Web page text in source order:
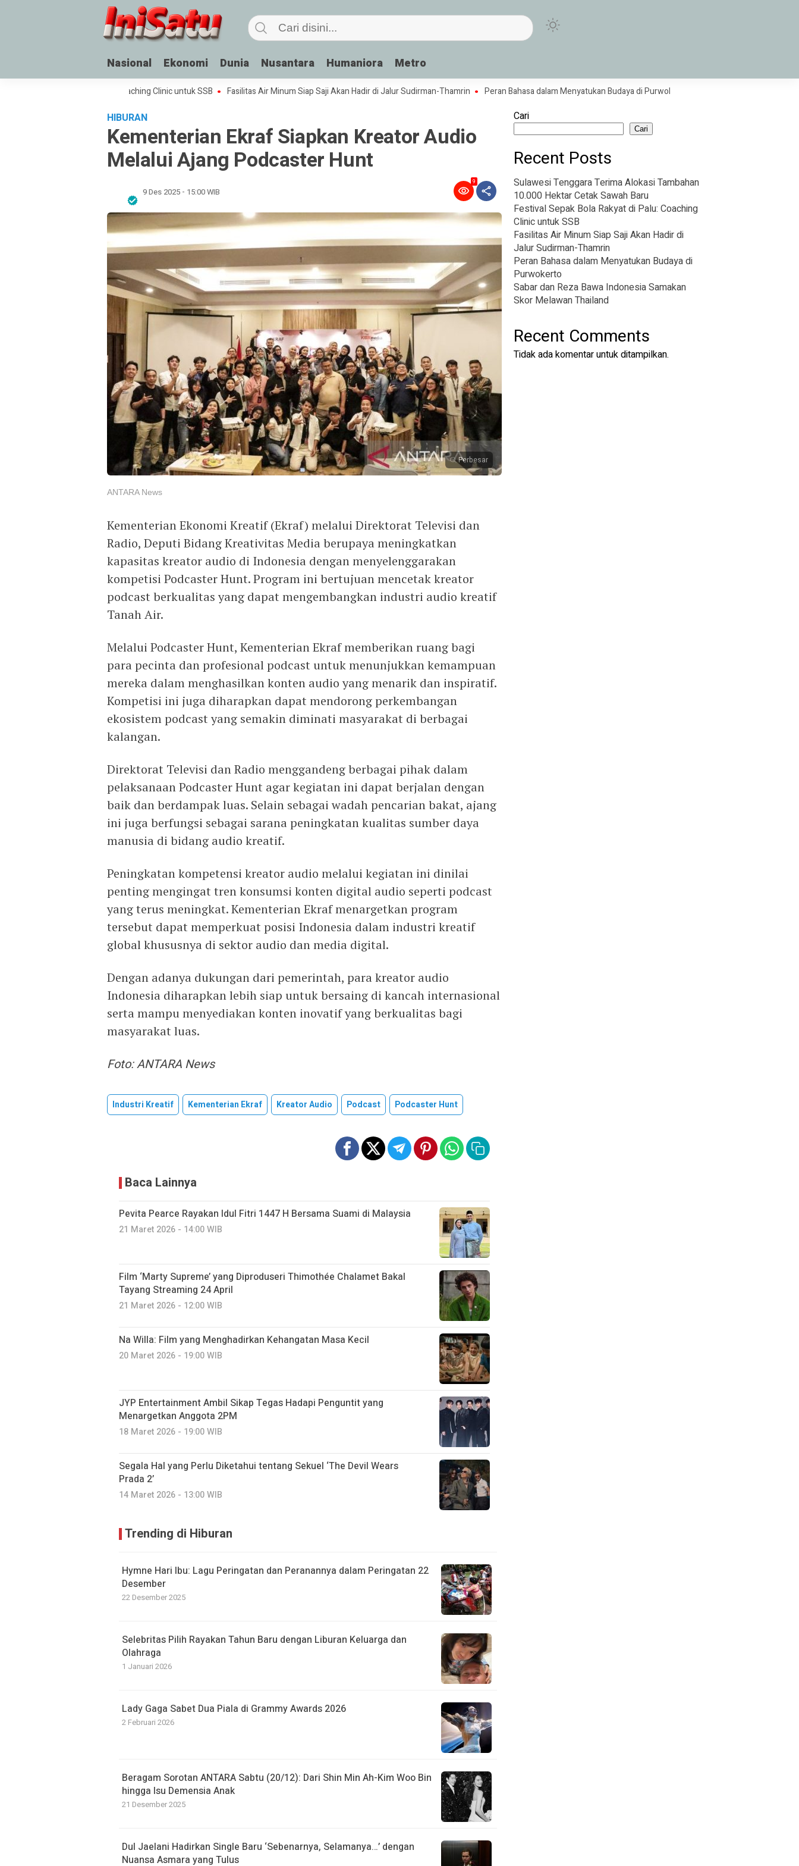
Nasional Ekonomi Dunia Nusantara Humaniora Metro
Bola Rakyat di Palu: Coaching Clinic untuk SSB Fasilitas Air Minum Siap Saji Akan Hadir di Jalur Sudirman-Thamrin Peran Bahasa dalam Menyatukan Budaya di Purwokerto
HIBURAN
Kementerian Ekraf Siapkan Kreator Audio
Melalui Ajang Podcaster Hunt
9 Des 2025 - 15:00 WIB
9
Perbesar
ANTARA News
Kementerian Ekonomi Kreatif (Ekraf) melalui Direktorat Televisi dan
Radio, Deputi Bidang Kreativitas Media berupaya meningkatkan
kapasitas kreator audio di Indonesia dengan menyelenggarakan
kompetisi Podcaster Hunt. Program ini bertujuan mencetak kreator
podcast berkualitas yang dapat mengembangkan industri audio kreatif
Tanah Air.
Melalui Podcaster Hunt, Kementerian Ekraf memberikan ruang bagi
para pecinta dan profesional podcast untuk menunjukkan kemampuan
mereka dalam menghasilkan konten audio yang menarik dan inspiratif.
Kompetisi ini juga diharapkan dapat mendorong perkembangan
ekosistem podcast yang semakin diminati masyarakat di berbagai
kalangan.
Direktorat Televisi dan Radio menggandeng berbagai pihak dalam
pelaksanaan Podcaster Hunt agar kegiatan ini dapat berjalan dengan
baik dan berdampak luas. Selain sebagai wadah pencarian bakat, ajang
ini juga berfungsi sebagai sarana peningkatan kualitas sumber daya
manusia di bidang audio kreatif.
Peningkatan kompetensi kreator audio melalui kegiatan ini dinilai
penting mengingat tren konsumsi konten digital audio seperti podcast
yang terus meningkat. Kementerian Ekraf menargetkan program
tersebut dapat memperkuat posisi Indonesia dalam industri kreatif
global khususnya di sektor audio dan media digital.
Dengan adanya dukungan dari pemerintah, para kreator audio
Indonesia diharapkan lebih siap untuk bersaing di kancah internasional
serta mampu menyediakan konten inovatif yang berkualitas bagi
masyarakat luas.
Foto: ANTARA News
Industri Kreatif Kementerian Ekraf Kreator Audio Podcast Podcaster Hunt
Baca Lainnya
Pevita Pearce Rayakan Idul Fitri 1447 H Bersama Suami di Malaysia
21 Maret 2026 - 14:00 WIB
Film ‘Marty Supreme’ yang Diproduseri Thimothée Chalamet Bakal
Tayang Streaming 24 April
21 Maret 2026 - 12:00 WIB
Na Willa: Film yang Menghadirkan Kehangatan Masa Kecil
20 Maret 2026 - 19:00 WIB
JYP Entertainment Ambil Sikap Tegas Hadapi Penguntit yang
Menargetkan Anggota 2PM
18 Maret 2026 - 19:00 WIB
Segala Hal yang Perlu Diketahui tentang Sekuel ‘The Devil Wears
Prada 2’
14 Maret 2026 - 13:00 WIB
Trending di Hiburan
Hymne Hari Ibu: Lagu Peringatan dan Peranannya dalam Peringatan 22
Desember
22 Desember 2025
Selebritas Pilih Rayakan Tahun Baru dengan Liburan Keluarga dan
Olahraga
1 Januari 2026
Lady Gaga Sabet Dua Piala di Grammy Awards 2026
2 Februari 2026
Beragam Sorotan ANTARA Sabtu (20/12): Dari Shin Min Ah-Kim Woo Bin
hingga Isu Demensia Anak
21 Desember 2025
Dul Jaelani Hadirkan Single Baru ‘Sebenarnya, Selamanya…’ dengan
Nuansa Asmara yang Tulus
Cari
Cari
Recent Posts
Sulawesi Tenggara Terima Alokasi Tambahan
10.000 Hektar Cetak Sawah Baru
Festival Sepak Bola Rakyat di Palu: Coaching
Clinic untuk SSB
Fasilitas Air Minum Siap Saji Akan Hadir di
Jalur Sudirman-Thamrin
Peran Bahasa dalam Menyatukan Budaya di
Purwokerto
Sabar dan Reza Bawa Indonesia Samakan
Skor Melawan Thailand
Recent Comments
Tidak ada komentar untuk ditampilkan.